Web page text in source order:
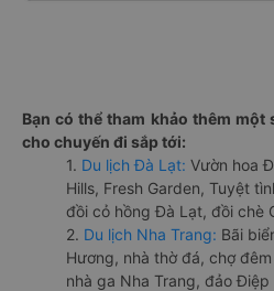
Bạn có thể tham khảo thêm một
cho chuyến đi sắp tới:
1. Du lịch Đà Lạt: Vườn hoa
Hills, Fresh Garden, Tuyệt
đồi cỏ hồng Đà Lạt, đồi chè
2. Du lịch Nha Trang: Bãi
Hương, nhà thờ đá, chợ
nhà ga Nha Trang, đảo